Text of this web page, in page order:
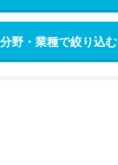
分野・業種で絞り込む